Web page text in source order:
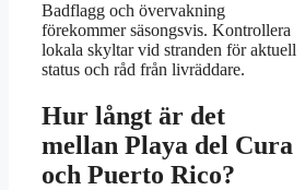
Badflagg och övervakning
förekommer säsongsvis. Kontrollera
lokala skyltar vid stranden för aktuell
status och råd från livräddare.
Hur långt är det
mellan Playa del Cura
och Puerto Rico?